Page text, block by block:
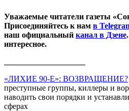
Уважаемые читатели газеты
Присоединяйтесь к нам в
наш официальный канал в Дзене
интересное.
«ЛИХИЕ 90-Е»: ВОЗВРАЩЕНИЕ?
преступные группы, киллеры и
наводить свои порядки и
сферах